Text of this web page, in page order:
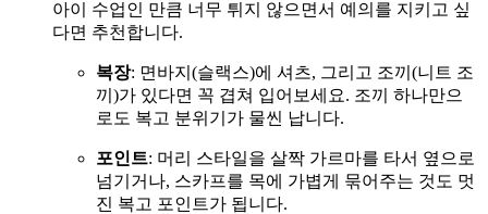
아이 수업인 만큼 너무 튀지 않으면서 예의를 지키고 싶
다면 추천합니다.
복장: 면바지(슬랙스)에 셔츠, 그리고 조끼(니트 조
끼)가 있다면 꼭 겹쳐 입어보세요. 조끼 하나만으
로도 복고 분위기가 물씬 납니다.
포인트: 머리 스타일을 살짝 가르마를 타서 옆으로
넘기거나, 스카프를 목에 가볍게 묶어주는 것도 멋
진 복고 포인트가 됩니다.